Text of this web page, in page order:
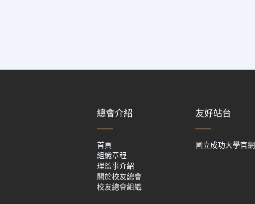
總會介紹
首頁
組織章程
理監事介紹
關於校友總會
校友總會組織
友好站台
國立成功大學官網